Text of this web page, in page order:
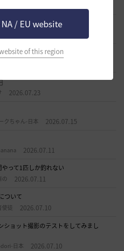
/ EU website
of this region
クーポン配布
無敵踊りについて
2026.07.23
クちゃん-日本 2026.07.15
2026.07.11
って1匹しか釣れない
の 2026.07.11
ついて
使徒 2026.07.10
ショット撮影のテストをしてみまし
日本 2026.07.10